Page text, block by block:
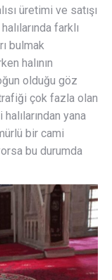
üretimi ve satışı
farklı
bulmak
halının
olduğu göz
çok fazla olan
yana
bir cami
bu durumda